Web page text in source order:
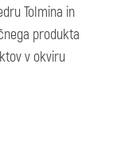
Tolmina in
produkta
v okviru